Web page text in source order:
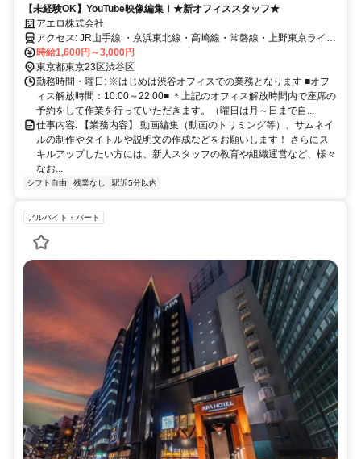
【未経験OK】YouTube映像編集！★新オフィススタッフ★
アエロ株式会社
アクセス: JR山手線 ・京浜東北線・高崎線・常磐線・上野東京ライ
ン 【上野駅】 徒歩 8分 つくばエクスプレス 【新御徒町駅 】徒歩 7分
東京メトロ銀座線 【稲荷町駅】 徒歩 1分
時給1,600円～3,000円
東京都東京23区渋谷区
勤務時間・曜日: ※はじめは渋谷オフィスでの業務となります ■オフ
ィス解放時間：10:00～22:00■ ＊上記のオフィス解放時間内で座席の
予約をして作業を行っていただきます。（曜日は月～日まで自...
仕事内容: 【業務内容】 動画編集（動画のトリミング等）、サムネイ
ルの制作やタイトルや説明文の作成などをお願いします！ さらにス
キルアップしたい方には、新人スタッフの教育や組織運営など、様々
なお...
シフト自由 残業なし 駅近5分以内
アルバイト・パート